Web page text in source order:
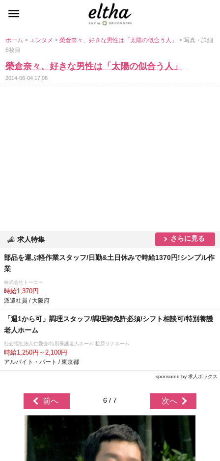
ホーム> エンタメ>榮倉奈々、好きな男性は「太陽の似合う人」> 写真・詳細
6枚目
榮倉奈々、好きな男性は「太陽の似合う人」
2014-06-04 17:08
求人特集 さらに見る
部品を運ぶ軽作業スタッフ/日勤&土日休みで時給1370円!シンプル作
業
株式会社トーコー
時給1,370円
派遣社員 / 大阪府
「週1から可」調理スタッフ/調理師免許必須/シフト相談可/特別養護
老人ホーム
社会福祉法人仁愛会/特別養護老人ホーム 桧原サナホーム
時給1,250円～2,100円
アルバイト・パート / 東京都
sponsored by 求人ボックス
前へ 6 / 7 次へ